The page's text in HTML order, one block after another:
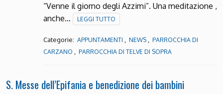
“Venne il giorno degli Azzimi”. Una meditazione ,
anche…
LEGGI TUTTO
Categorie: APPUNTAMENTI NEWS
PARROCCHIA DI
CARZANO
PARROCCHIA DI TELVE DI SOPRA
S. Messe dell’Epifania e benedizione dei bambini